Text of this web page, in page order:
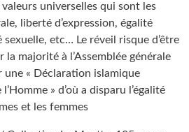
universelles qui sont les
liberté d’expression, égalité
etc… Le réveil risque d’être
la majorité à l’Assemblée générale
une « Déclaration islamique
» d’où a disparu l’égalité
et les femmes